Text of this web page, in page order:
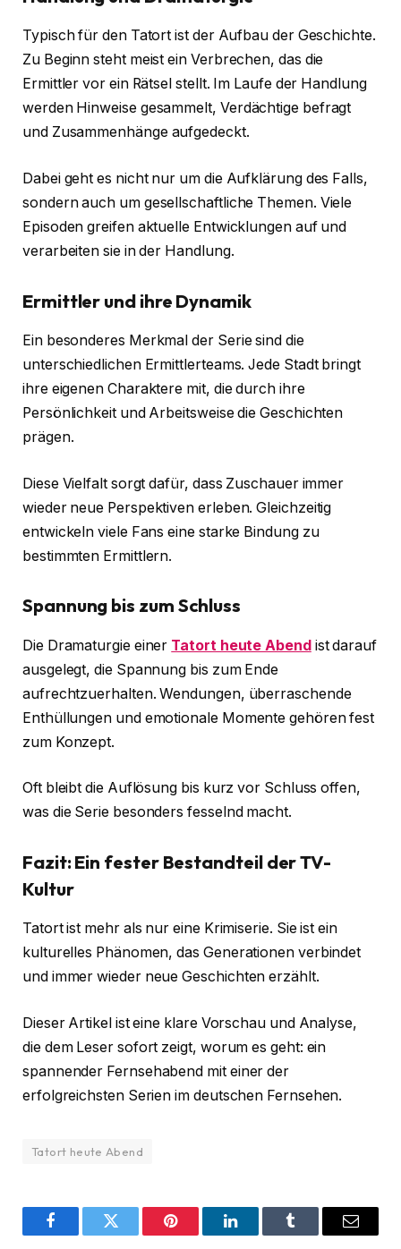
Typisch für den Tatort ist der Aufbau der Geschichte.
Zu Beginn steht meist ein Verbrechen, das die
Ermittler vor ein Rätsel stellt. Im Laufe der Handlung
werden Hinweise gesammelt, Verdächtige befragt
und Zusammenhänge aufgedeckt.
Dabei geht es nicht nur um die Aufklärung des Falls,
sondern auch um gesellschaftliche Themen. Viele
Episoden greifen aktuelle Entwicklungen auf und
verarbeiten sie in der Handlung.
Ermittler und ihre Dynamik
Ein besonderes Merkmal der Serie sind die
unterschiedlichen Ermittlerteams. Jede Stadt bringt
ihre eigenen Charaktere mit, die durch ihre
Persönlichkeit und Arbeitsweise die Geschichten
prägen.
Diese Vielfalt sorgt dafür, dass Zuschauer immer
wieder neue Perspektiven erleben. Gleichzeitig
entwickeln viele Fans eine starke Bindung zu
bestimmten Ermittlern.
Spannung bis zum Schluss
Die Dramaturgie einer Tatort heute Abendist darauf
ausgelegt, die Spannung bis zum Ende
aufrechtzuerhalten. Wendungen, überraschende
Enthüllungen und emotionale Momente gehören fest
zum Konzept.
Oft bleibt die Auflösung bis kurz vor Schluss offen,
was die Serie besonders fesselnd macht.
Fazit: Ein fester Bestandteil der TV-
Kultur
Tatort ist mehr als nur eine Krimiserie. Sie ist ein
kulturelles Phänomen, das Generationen verbindet
und immer wieder neue Geschichten erzählt.
Dieser Artikel ist eine klare Vorschau und Analyse,
die dem Leser sofort zeigt, worum es geht: ein
spannender Fernsehabend mit einer der
erfolgreichsten Serien im deutschen Fernsehen.
Tatort heute Abend
FacebookTwitter Pinterest LinkedInTumblr Email